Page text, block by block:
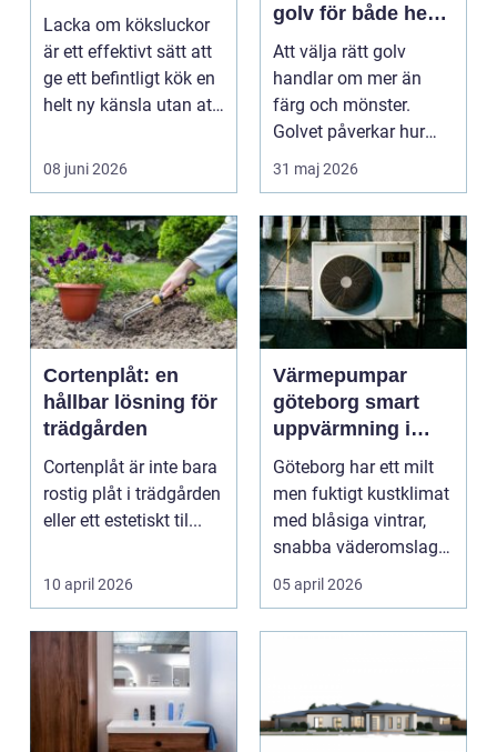
Lacka om köksluckor
är ett effektivt sätt att
ge ett befintligt kök en
helt ny känsla utan att
08 juni 2026
golv för både hem
och företag
Att välja rätt golv
handlar om mer än
färg och mönster.
Golvet påverkar hur
rummet upplevs, hur
31 maj 2026
Cortenplåt: en
hållbar lösning för
trädgården
Cortenplåt är inte bara
rostig plåt i trädgården
eller ett estetiskt til...
10 april 2026
Värmepumpar
göteborg smart
uppvärmning i
kustklimat
Göteborg har ett milt
men fuktigt kustklimat
med blåsiga vintrar,
snabba väderomslag
och ofta hög lu...
05 april 2026